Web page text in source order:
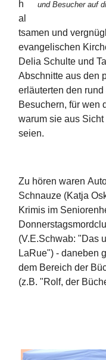
und Besucher auf
h
al
tsamen und
evangelischen
Delia Schulte und
Abschnitte aus den
erläuterten den
Besuchern, für wen
warum sie aus
seien.
Zu hören waren
Schnauze (Katja
Krimis im
(V.E.Schwab: "Das
LaRue") - daneben
dem Bereich der
(z.B. "Rolf, der